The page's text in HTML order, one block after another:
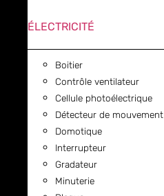
ÉLECTRICITÉ
Boitier
Contrôle ventilateur
Cellule photoélectrique
Détecteur de mouvement
Domotique
Interrupteur
Gradateur
Minuterie